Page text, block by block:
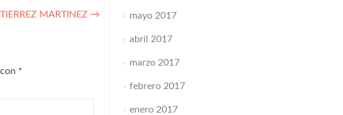
MARTINEZ →
*
mayo 2017
abril 2017
marzo 2017
febrero 2017
enero 2017